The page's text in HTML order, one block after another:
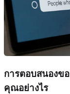
การตอบสนอง
คุณอย่างไร